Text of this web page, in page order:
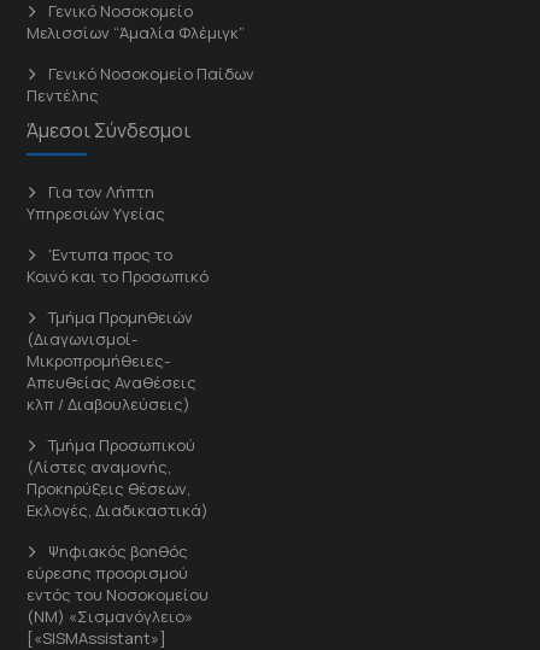
Γενικό Νοσοκομείο
Μελισσίων “Άμαλία Φλέμιγκ”
Γενικό Νοσοκομείο Παίδων
Πεντέλης
Άμεσοι Σύνδεσμοι
Για τον Λήπτη
Υπηρεσιών Υγείας
'Εντυπα προς το
Κοινό και το Προσωπικό
Τμήμα Προμηθειών
(Διαγωνισμοί-
Μικροπρομήθειες-
Απευθείας Αναθέσεις
κλπ / Διαβουλεύσεις)
Τμήμα Προσωπικού
(Λίστες αναμονής,
Προκηρύξεις θέσεων,
Εκλογές, Διαδικαστικά)
Ψηφιακός βοηθός
εύρεσης προορισμού
εντός του Νοσοκομείου
(ΝΜ) «Σισμανόγλειο»
[«SISMAssistant»]